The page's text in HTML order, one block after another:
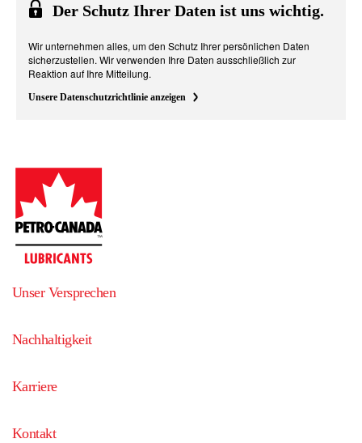
Der Schutz Ihrer Daten ist uns wichtig.
Wir unternehmen alles, um den Schutz Ihrer persönlichen Daten
sicherzustellen. Wir verwenden Ihre Daten ausschließlich zur
Reaktion auf Ihre Mitteilung.
Unsere Datenschutzrichtlinie anzeigen
Unser Versprechen
Nachhaltigkeit
Karriere
Kontakt